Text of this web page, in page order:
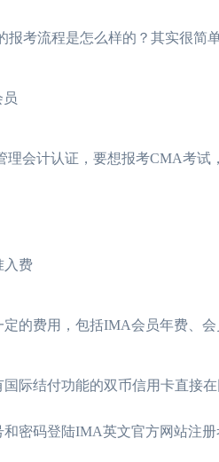
报考流程是怎么样的？其实很简
计认证，要想报考CMA考试
费
费用，包括IMA会员年费、会
结付功能的双币信用卡直接在
密码登陆IMA英文官方网站注